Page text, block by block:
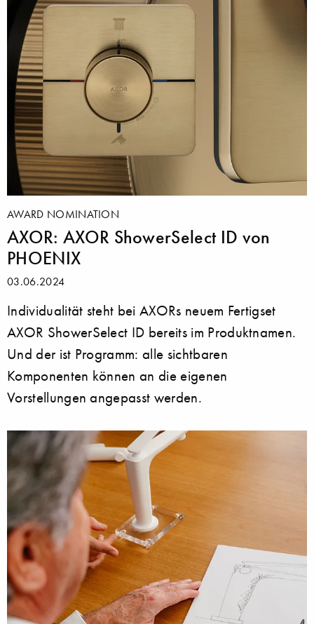
AWARD NOMINATION
AXOR: AXOR ShowerSelect ID von
PHOENIX
03.06.2024
Individualität steht bei AXORs neuem Fertigset
AXOR ShowerSelect ID bereits im Produktnamen.
Und der ist Programm: alle sichtbaren
Komponenten können an die eigenen
Vorstellungen angepasst werden.